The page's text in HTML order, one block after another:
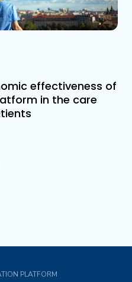
effectiveness of
in the care
PLATFORM